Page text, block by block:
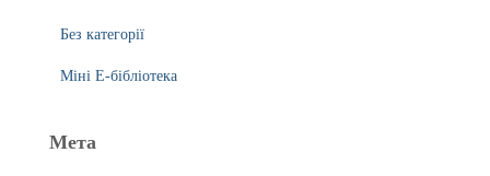
Без категорії
Міні Е-бібліотека
Мета